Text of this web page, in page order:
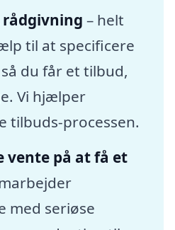
– helt
til at specificere
du får et tilbud,
Vi hjælper
tilbuds-processen.
vente på at få et
med seriøse